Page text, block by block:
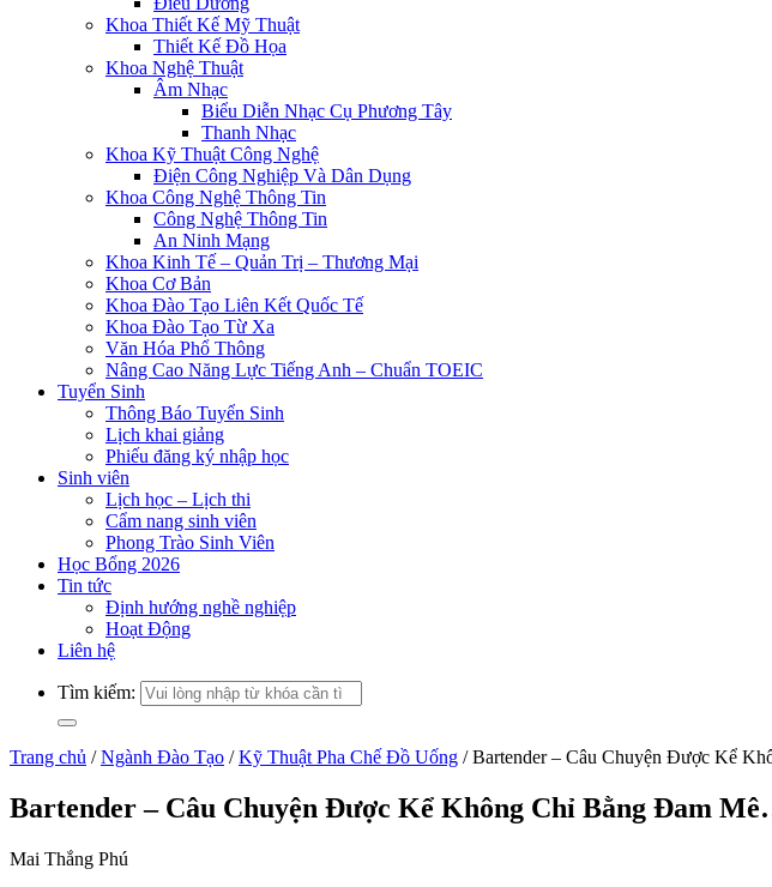
Khoa Thiết Kế Mỹ Thuật
Thiết Kế Đồ Họa
Khoa Nghệ Thuật
Âm Nhạc
Biểu Diễn Nhạc Cụ Phương Tây
Thanh Nhạc
Khoa Kỹ Thuật Công Nghệ
Điện Công Nghiệp Và Dân Dụng
Khoa Công Nghệ Thông Tin
Công Nghệ Thông Tin
An Ninh Mạng
Khoa Kinh Tế – Quản Trị – Thương Mại
Khoa Cơ Bản
Khoa Đào Tạo Liên Kết Quốc Tế
Khoa Đào Tạo Từ Xa
Văn Hóa Phổ Thông
Nâng Cao Năng Lực Tiếng Anh – Chuẩn TOEIC
Tuyển Sinh
Thông Báo Tuyển Sinh
Lịch khai giảng
Phiếu đăng ký nhập học
Sinh viên
Lịch học – Lịch thi
Cẩm nang sinh viên
Phong Trào Sinh Viên
Học Bổng 2026
Tin tức
Định hướng nghề nghiệp
Hoạt Động
Liên hệ
Tìm kiếm:
Trang chủ / Ngành Đào Tạo / Kỹ Thuật Pha Chế Đồ Uống / Bartender – Câu Chuyện Được Kể
Bartender – Câu Chuyện Được Kể Không Chỉ Bằng Đam
Mai Thắng Phú